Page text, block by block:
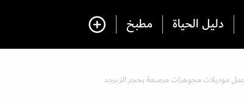
دليل الحياة مطبخ
موديلات مجوهرات مرصعة بحجر الزبرجد